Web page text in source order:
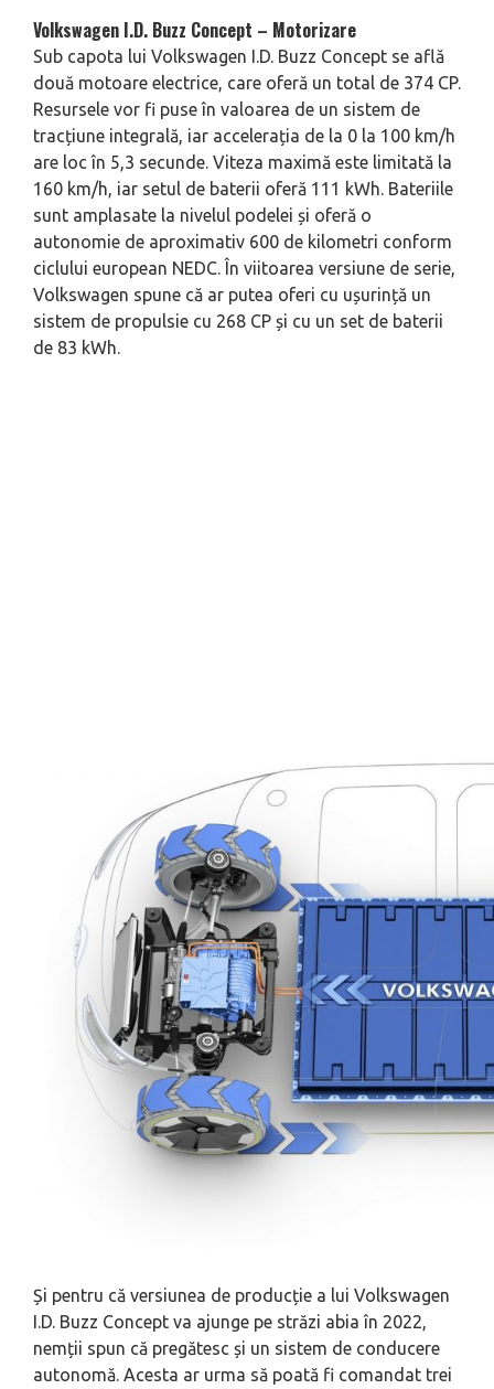
Volkswagen I.D. Buzz Concept – Motorizare
Sub capota lui Volkswagen I.D. Buzz Concept se află
două motoare electrice, care oferă un total de 374 CP.
Resursele vor fi puse în valoarea de un sistem de
tracțiune integrală, iar accelerația de la 0 la 100 km/h
are loc în 5,3 secunde. Viteza maximă este limitată la
160 km/h, iar setul de baterii oferă 111 kWh. Bateriile
sunt amplasate la nivelul podelei și oferă o
autonomie de aproximativ 600 de kilometri conform
ciclului european NEDC. În viitoarea versiune de serie,
Volkswagen spune că ar putea oferi cu ușurință un
sistem de propulsie cu 268 CP și cu un set de baterii
de 83 kWh.
Și pentru că versiunea de producție a lui Volkswagen
I.D. Buzz Concept va ajunge pe străzi abia în 2022,
nemții spun că pregătesc și un sistem de conducere
autonomă. Acesta ar urma să poată fi comandat trei